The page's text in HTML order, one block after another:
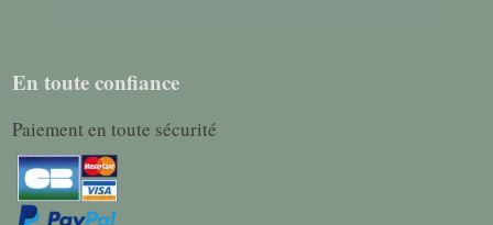
En toute confiance
Paiement en toute sécurité